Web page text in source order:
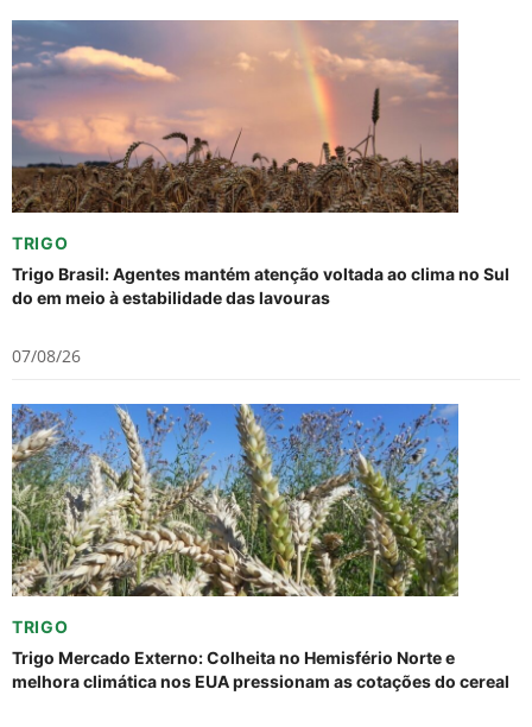
TRIGO
Trigo Brasil: Agentes mantém atenção voltada ao clima no Sul
do em meio à estabilidade das lavouras
07/08/26
TRIGO
Trigo Mercado Externo: Colheita no Hemisfério Norte e
melhora climática nos EUA pressionam as cotações do cereal